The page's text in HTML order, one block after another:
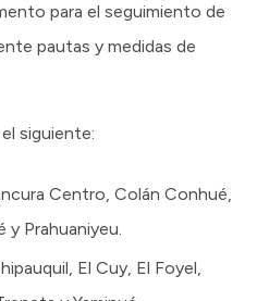
para el seguimiento de
pautas y medidas de
siguiente:
Centro, Colán Conhué,
y Prahuaniyeu.
El Cuy, El Foyel,